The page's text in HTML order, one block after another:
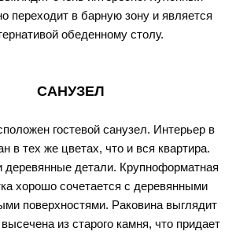
переходит в барную зону и является
обеденному столу.
САНУЗЕЛ
гостевой санузел. Интерьер в
в тех же цветах, что и вся квартира.
деревянные детали. Крупноформатная
хорошо сочетается с деревянными
поверхностями. Раковина выглядит
из старого камня, что придает